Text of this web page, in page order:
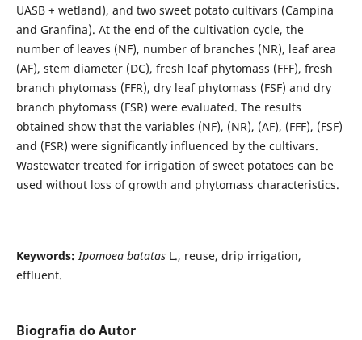
UASB + wetland), and two sweet potato cultivars (Campina
and Granfina). At the end of the cultivation cycle, the
number of leaves (NF), number of branches (NR), leaf area
(AF), stem diameter (DC), fresh leaf phytomass (FFF), fresh
branch phytomass (FFR), dry leaf phytomass (FSF) and dry
branch phytomass (FSR) were evaluated. The results
obtained show that the variables (NF), (NR), (AF), (FFF), (FSF)
and (FSR) were significantly influenced by the cultivars.
Wastewater treated for irrigation of sweet potatoes can be
used without loss of growth and phytomass characteristics.
Keywords: Ipomoea batatasL., reuse, drip irrigation,
effluent.
Biografia do Autor